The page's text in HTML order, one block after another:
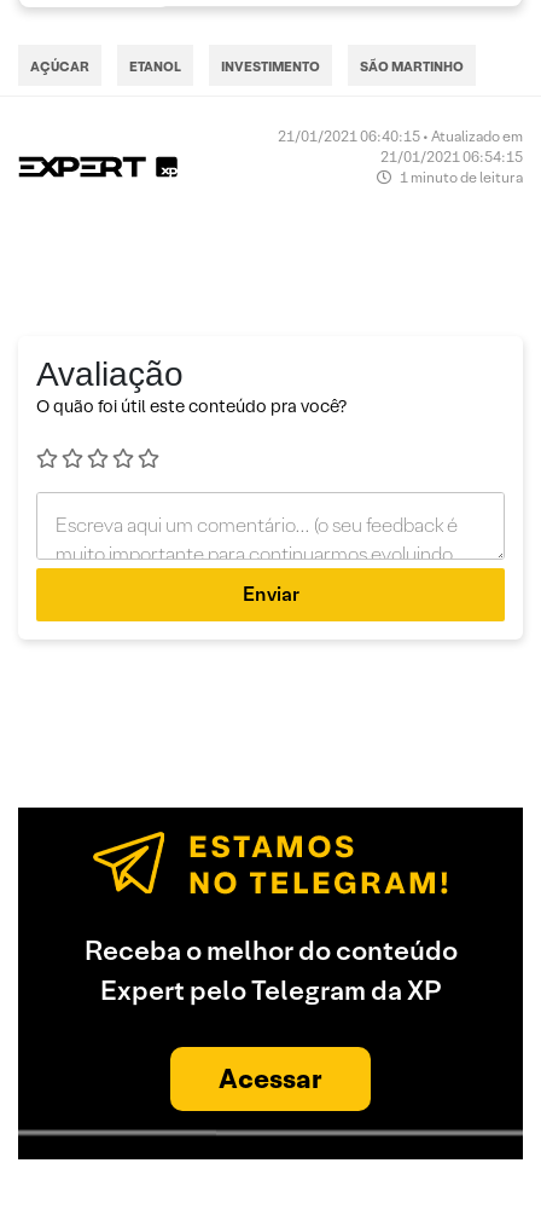
AÇÚCAR ETANOL INVESTIMENTO SÃO MARTINHO
21/01/2021 06:40:15 • Atualizado em
21/01/2021 06:54:15
1 minuto de leitura
Avaliação
O quão foi útil este conteúdo pra você?
Enviar
Receba o melhor do conteúdo
Expert pelo Telegram da XP
Acessar